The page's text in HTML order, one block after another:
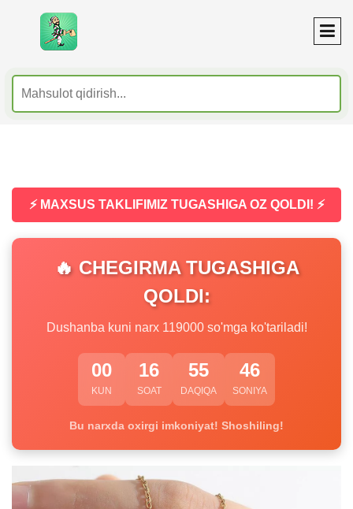
⚡ MAXSUS TAKLIFIMIZ TUGASHIGA OZ QOLDI! ⚡
🔥 CHEGIRMA TUGASHIGA
QOLDI:
Dushanba kuni narx 119000 so'mga ko'tariladi!
00
KUN
16
SOAT
55
DAQIQA
45
SONIYA
Bu narxda oxirgi imkoniyat! Shoshiling!